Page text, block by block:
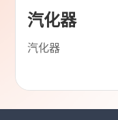
汽化器
汽化器